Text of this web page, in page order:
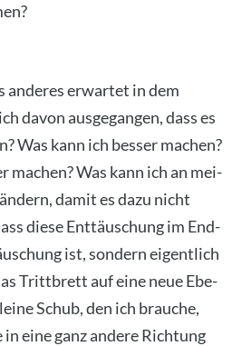
ande­res erwar­tet in dem
davon aus­ge­gan­gen, dass es
Was kann ich bes­ser machen?
machen? Was kann ich an mei­
damit es dazu nicht
die­se Ent­täu­schung im End­
ist, son­dern eigent­lich
Tritt­brett auf eine neue Ebe­
Schub, den ich brau­che,
eine ganz ande­re Rich­tung